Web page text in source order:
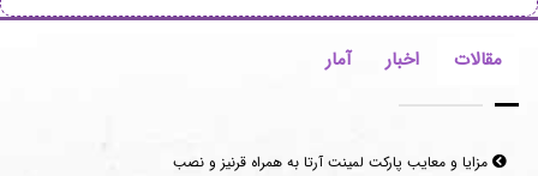
مقالات اخبار آمار
مزایا و معایب پارکت لمینت آرتا به همراه قرنیز و نصب